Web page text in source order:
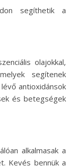
segíthetik a
olajokkal,
segítenek
antioxidánsok
és betegségek
alkalmasak a
Kevés bennük a